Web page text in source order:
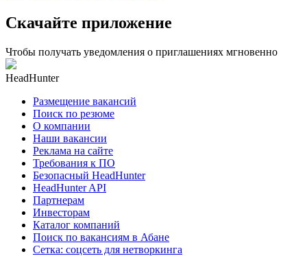
Скачайте приложение
Чтобы получать уведомления о приглашениях мгновенно
HeadHunter
Размещение вакансий
Поиск по резюме
О компании
Наши вакансии
Реклама на сайте
Требования к ПО
Безопасный HeadHunter
HeadHunter API
Партнерам
Инвесторам
Каталог компаний
Поиск по вакансиям в Абане
Сетка: соцсеть для нетворкинга